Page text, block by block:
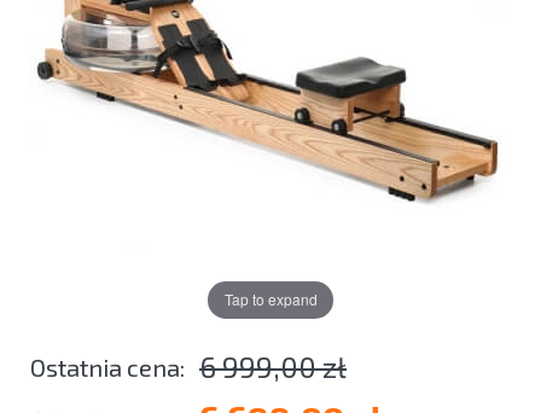
Tap to expand
6 999,00 zł